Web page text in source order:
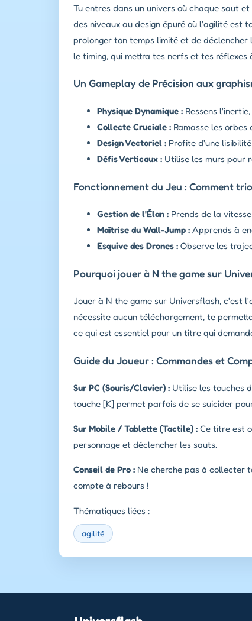
Tu entres dans un univers où chaque saut
des niveaux au design épuré où l'agilité est
prolonger ton temps limité et de
le timing, qui mettra tes nerfs et tes réflexes
Un Gameplay de Précision aux
Physique Dynamique : Ressens
Collecte Cruciale : Ramasse les
Design Vectoriel : Profite d'une
Défis Verticaux : Utilise les murs pour
Fonctionnement du Jeu : Comment
Gestion de l'Élan : Prends de la
Maîtrise du Wall-Jump : Apprends à
Esquive des Drones : Observe les
Pourquoi jouer à N the game sur
Jouer à N the game sur Universflash, c'est
nécessite aucun téléchargement, te
ce qui est essentiel pour un titre qui
Guide du Joueur : Commandes et
Sur PC (Souris/Clavier) : Utilise les touches
touche [K] permet parfois de se suicider
Sur Mobile / Tablette (Tactile) : Ce titre est
personnage et déclencher les sauts.
Conseil de Pro : Ne cherche pas à collecter
compte à rebours !
Thématiques liées :
agilité